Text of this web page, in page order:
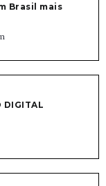
Brasil mais
DIGITAL